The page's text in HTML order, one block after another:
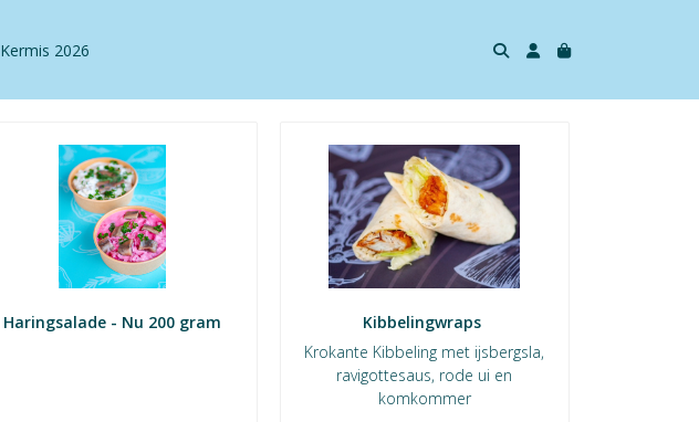
Kermis 2026
Haringsalade - Nu 200 gram
Kibbelingwraps
Krokante Kibbeling met ijsbergsla,
ravigottesaus, rode ui en
komkommer